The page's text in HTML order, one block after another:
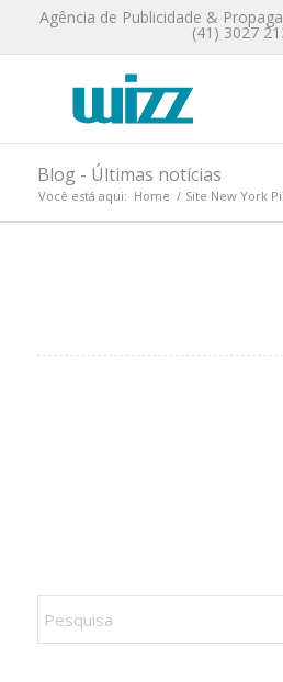
Agência de Publicidade &
(41) 3027
Blog - Últimas notícias
Você está aqui: Home / Site New York